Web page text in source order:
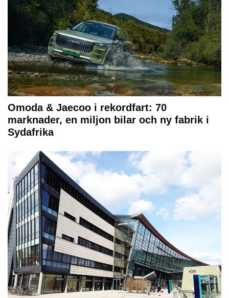
Omoda & Jaecoo i rekordfart: 70
marknader, en miljon bilar och ny fabrik i
Sydafrika